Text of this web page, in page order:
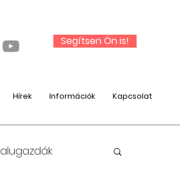
Segítsen Ön is!
Hírek Információk Kapcsolat